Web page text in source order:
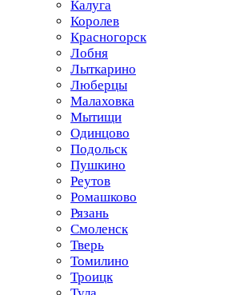
Калуга
Королев
Красногорск
Лобня
Лыткарино
Люберцы
Малаховка
Мытищи
Одинцово
Подольск
Пушкино
Реутов
Ромашково
Рязань
Смоленск
Тверь
Томилино
Троицк